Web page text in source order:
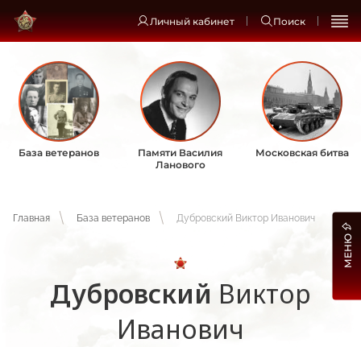
Личный кабинет Поиск
База ветеранов
Памяти Василия
Ланового
Московская битва
Главная База ветеранов Дубровский Виктор Иванович
Дубровский Виктор
Иванович
МЕНЮ